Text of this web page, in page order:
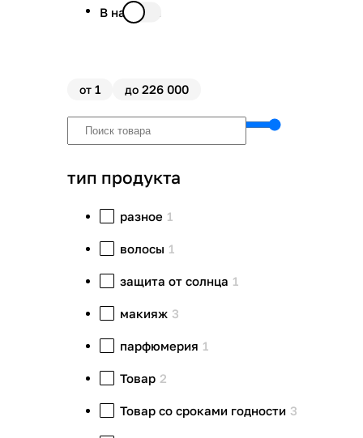
В наличии
от 1 до 226 000
тип продукта
разное 1
волосы 1
защита от солнца 1
макияж 3
парфюмерия 1
Товар 2
Товар со сроками годности 3